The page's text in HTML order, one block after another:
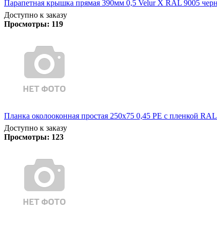
Парапетная крышка прямая 390мм 0,5 Velur X RAL 9005
Доступно к заказу
Просмотры: 119
Планка околооконная простая 250х75 0,45 PE с пленкой
Доступно к заказу
Просмотры: 123